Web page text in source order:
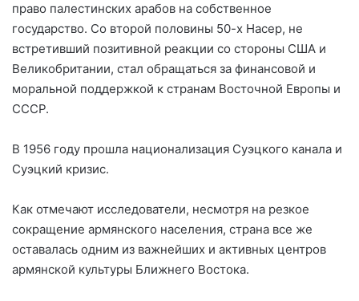
право палестинских арабов на собственное
государство. Со второй половины 50-х Насер, не
встретивший позитивной реакции со стороны США и
Великобритании, стал обращаться за финансовой и
моральной поддержкой к странам Восточной Европы и
СССР.
В 1956 году прошла национализация Суэцкого канала и
Суэцкий кризис.
Как отмечают исследователи, несмотря на резкое
сокращение армянского населения, страна все же
оставалась одним из важнейших и активных центров
армянской культуры Ближнего Востока.